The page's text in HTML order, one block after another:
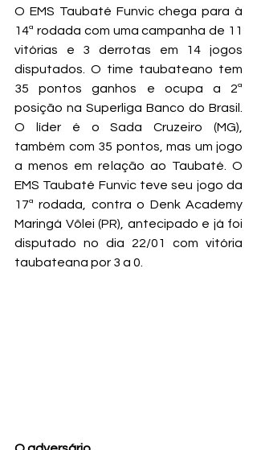
O EMS Taubaté Funvic chega para à
14ª rodada com uma campanha de 11
vitórias e 3 derrotas em 14 jogos
disputados. O time taubateano tem
35 pontos ganhos e ocupa a 2ª
posição na Superliga Banco do Brasil.
O líder é o Sada Cruzeiro (MG),
também com 35 pontos, mas um jogo
a menos em relação ao Taubaté. O
EMS Taubaté Funvic teve seu jogo da
17ª rodada, contra o Denk Academy
Maringá Vôlei (PR), antecipado e já foi
disputado no dia 22/01 com vitória
taubateana por 3 a 0.